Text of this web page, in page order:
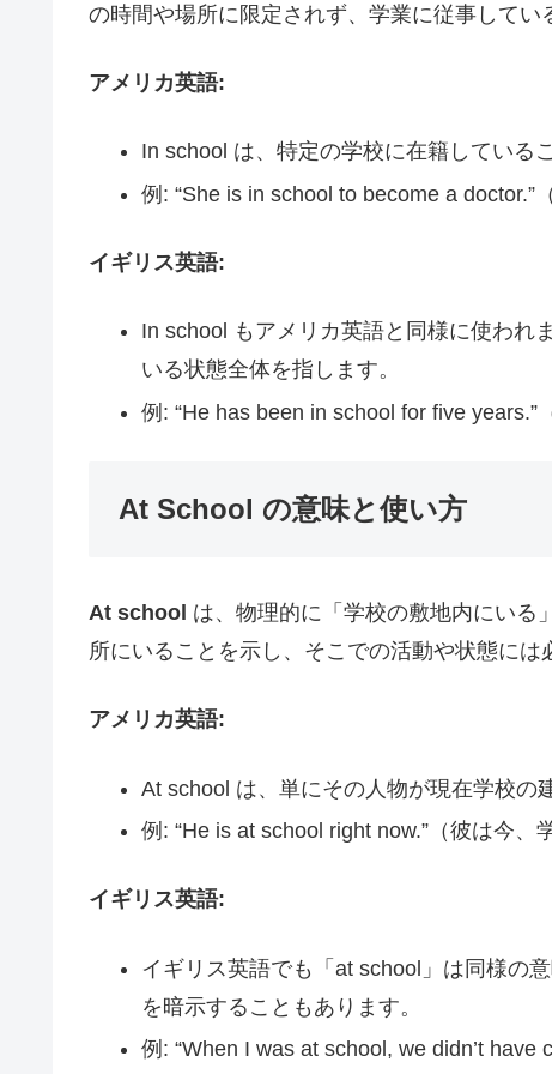
の時間や場所に限定されず、学業に従事してい
アメリカ英語:
In school は、特定の学校に在籍している
例: “She is in school to become a doctor.”
イギリス英語:
In school もアメリカ英語と同様に使われ
いる状態全体を指します。
例: “He has been in school for five years.”
At School の意味と使い方
At school は、物理的に「学校の敷地内にいる
所にいることを示し、そこでの活動や状態には
アメリカ英語:
At school は、単にその人物が現在学校の
例: “He is at school right now.”（彼は今、
イギリス英語:
イギリス英語でも「at school」は同様の
を暗示することもあります。
例: “When I was at school, we didn’t